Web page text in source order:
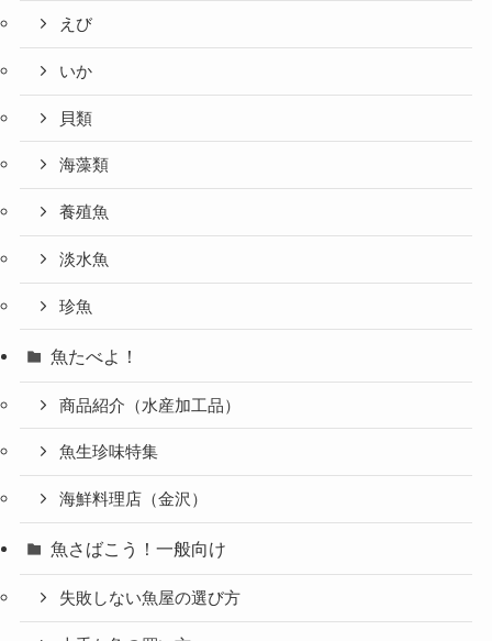
えび
いか
貝類
海藻類
養殖魚
淡水魚
珍魚
魚たべよ！
商品紹介（水産加工品）
魚生珍味特集
海鮮料理店（金沢）
魚さばこう！一般向け
失敗しない魚屋の選び方